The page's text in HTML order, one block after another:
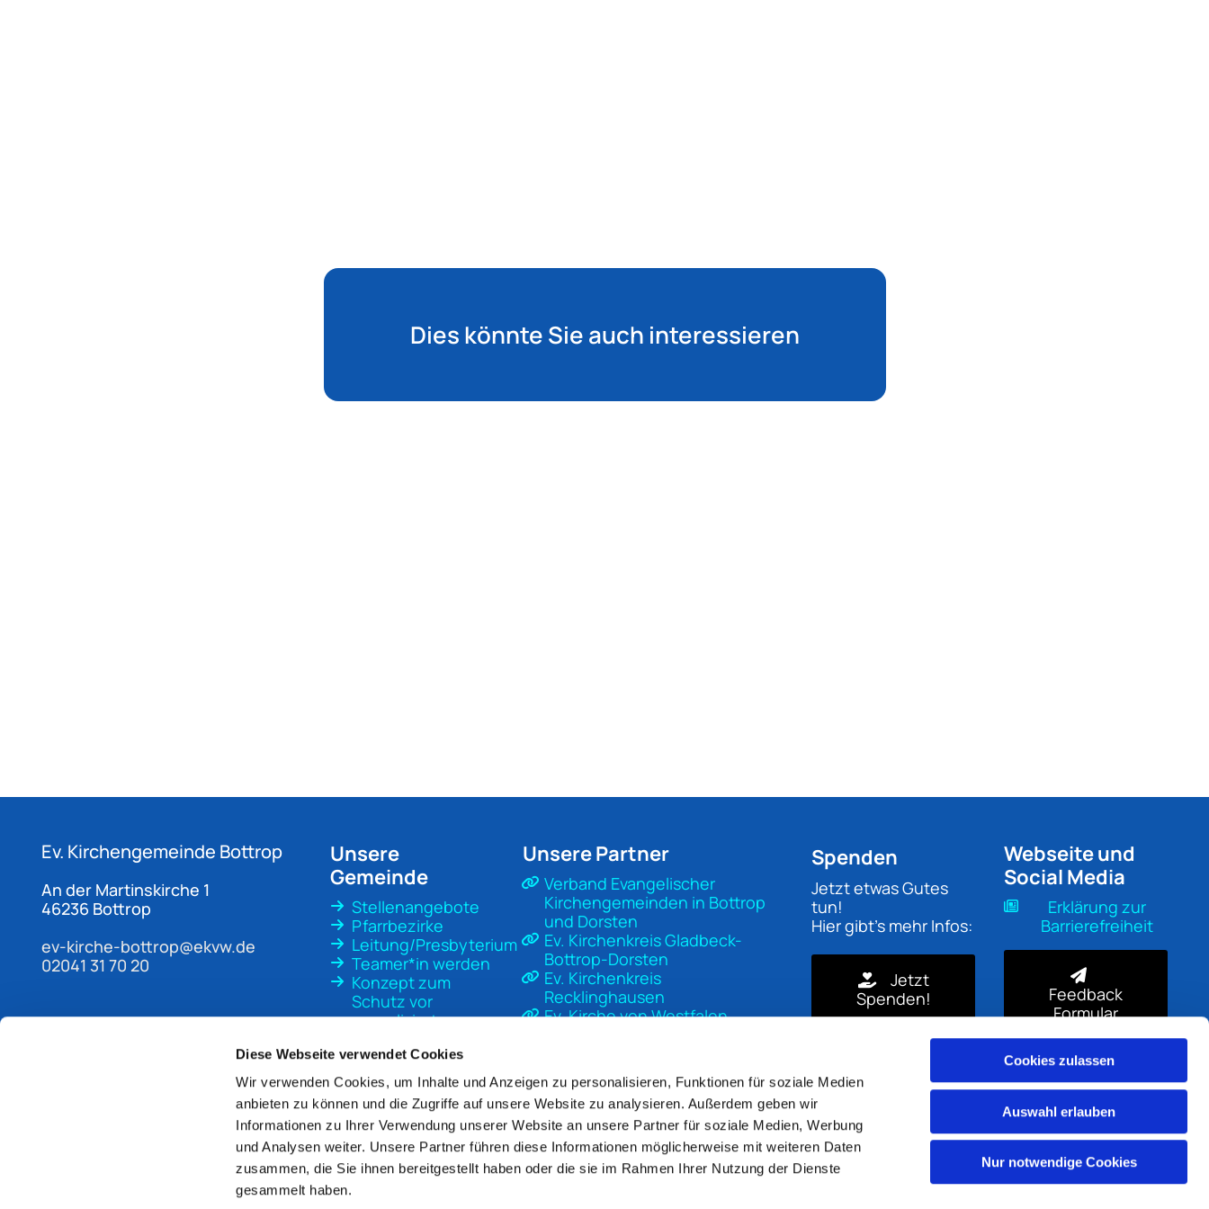
Diese Webseite verwendet Cookies
Wir verwenden Cookies, um Inhalte und Anzeigen zu personalisieren, Funktionen für soziale Medien
anbieten zu können und die Zugriffe auf unsere Website zu analysieren. Außerdem geben wir
Informationen zu Ihrer Verwendung unserer Website an unsere Partner für soziale Medien, Werbung
und Analysen weiter. Unsere Partner führen diese Informationen möglicherweise mit weiteren Daten
zusammen, die Sie ihnen bereitgestellt haben oder die sie im Rahmen Ihrer Nutzung der Dienste
gesammelt haben.
Cookies zulassen
Auswahl erlauben
Nur notwendige Cookies
Dies könnte Sie auch interessieren
Ev. Kirchengemeinde Bottrop
An der Martinskirche 1
46236 Bottrop
ev-kirche-bottrop@ekvw.de
02041 31 70 20
Unsere
Gemeinde
Stellenangebote
Pfarrbezirke
Leitung/Presbyterium
Teamer*in werden
Konzept zum
Schutz vor
sexualisierter
Unsere Partner
Verband Evangelischer
Kirchengemeinden in Bottrop
und Dorsten
Ev. Kirchenkreis Gladbeck-
Bottrop-Dorsten
Ev. Kirchenkreis
Recklinghausen
Ev. Kirche von Westfalen
Bottrop-Dorsten
Unsere Kirche
Mach Kirche
Spenden
Jetzt etwas Gutes
tun!
Hier gibt's mehr Infos:
Jetzt
Spenden!
Webseite und
Social Media
Erklärung zur
Barrierefreiheit
Feedback
Formular